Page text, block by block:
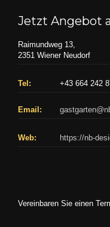
Jetzt Angebot
Raimundweg 13,
2351 Wiener Neudorf
Tel: +43 664 242
Email:
Web: https://nb-
Vereinbaren Sie einen